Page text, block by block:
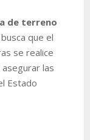
de terreno
que el
se realice
las
Estado